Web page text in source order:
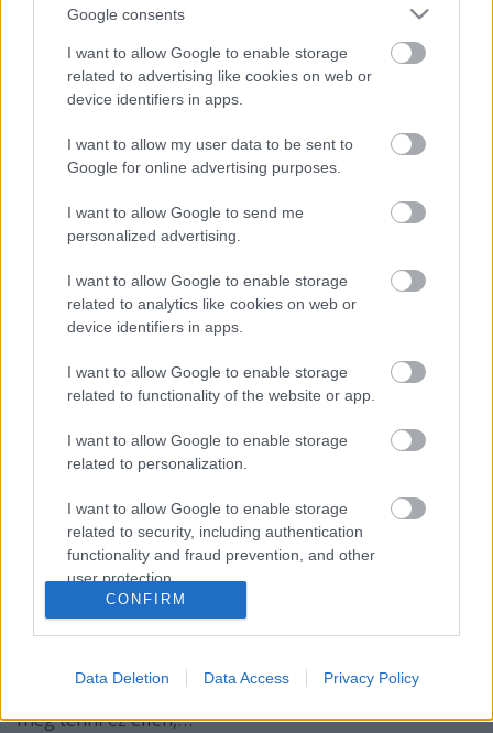
Google consents
I want to allow Google to enable storage
related to advertising like cookies on web or
device identifiers in apps.
I want to allow my user data to be sent to
Google for online advertising purposes.
I want to allow Google to send me
personalized advertising.
I want to allow Google to enable storage
related to analytics like cookies on web or
device identifiers in apps.
I want to allow Google to enable storage
related to functionality of the website or app.
I want to allow Google to enable storage
related to personalization.
I want to allow Google to enable storage
related to security, including authentication
functionality and fraud prevention, and other
user protection.
CONFIRM
Data Deletion Data Access Privacy Policy
blogunknak elmondta, a következő elnökségi ülésen
foglalkoznak először a 2011/12-es szezon válogatott
edzőinek kérdésével. Információink szerint ennek
dátuma július 7. Nemcsak a felnőtt csapathoz kell
Prakab: A minőségi fejlesztés a
célom
Prakab Gábor egy éve érkezett Csíkszeredából a
utánpótláskorú játékosa, akik közül többen
korosztályos bajnokok lettek, és néhányan
szakember eredetileg…
Tokaji is kipróbálta az edzősködést
F. Kapus•2011. május 31.
"A csatároknak és a kapusoknak rendszeresen
szerveznek képzést, edzőtábort, de a hátvédekkel
Tokaji Viktor. A magyar válogatott hátvédje három
társával négynapos védőképző táborban kísérelt
meg tenni ez ellen,…